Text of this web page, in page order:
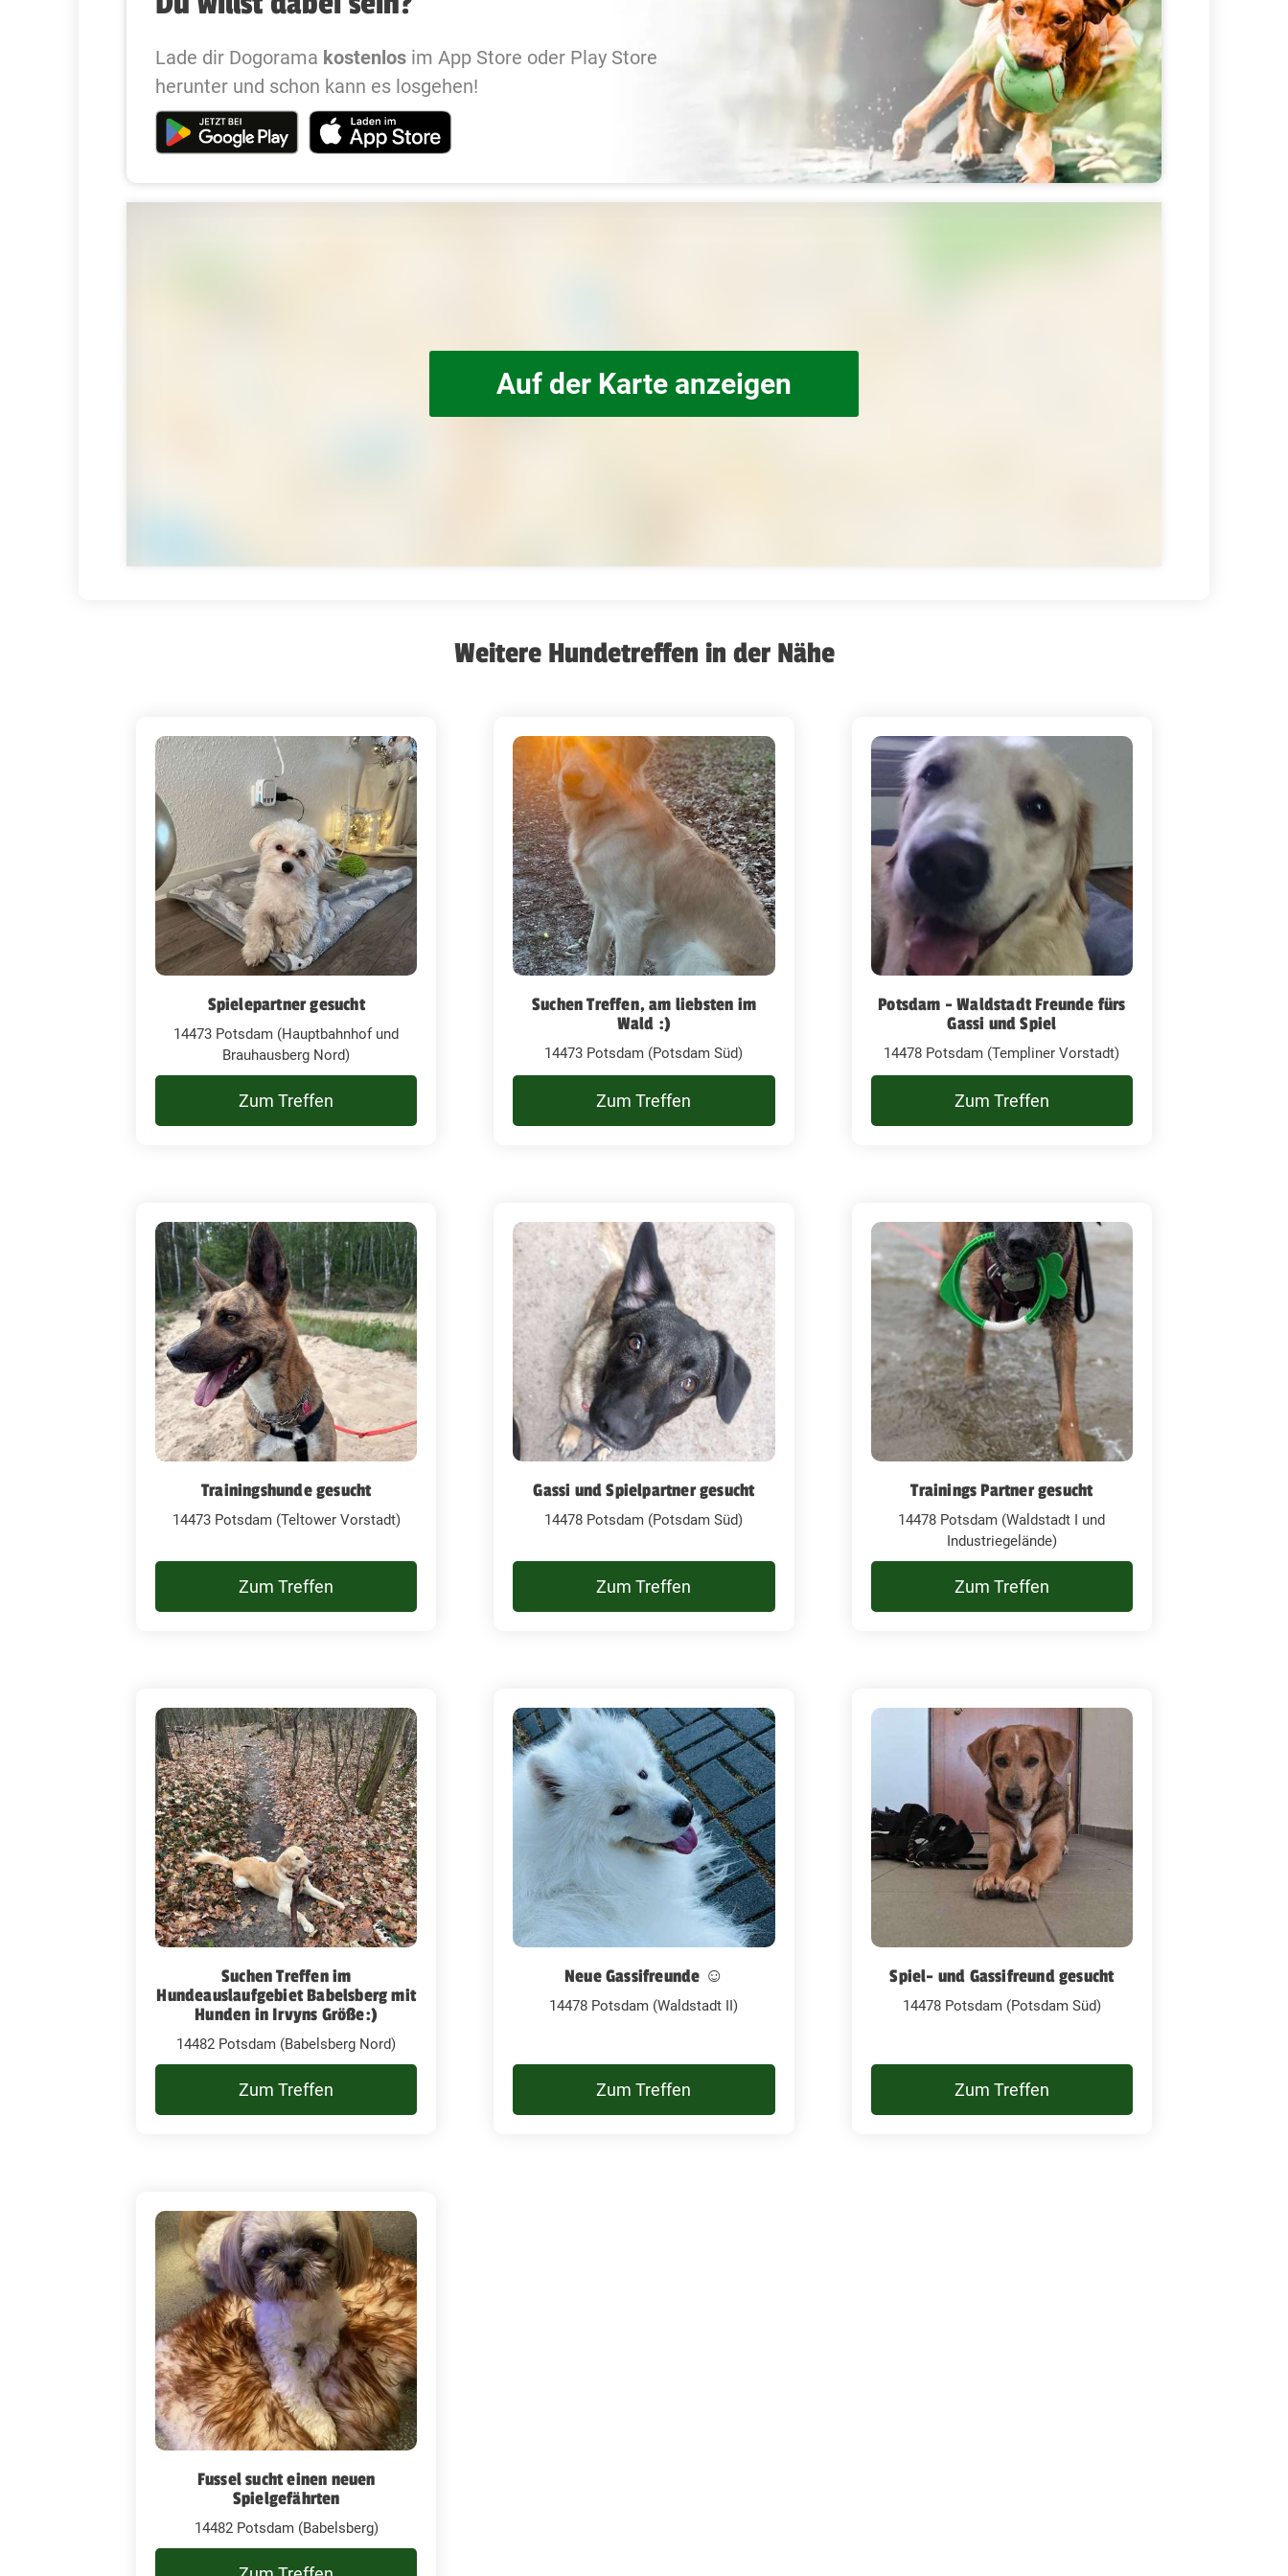
Lade dir Dogorama kostenlos im App Store oder Play Store
herunter und schon kann es losgehen!
Auf der Karte anzeigen
Weitere Hundetreffen in der Nähe
Spielepartner gesucht
14473 Potsdam (Hauptbahnhof und
Brauhausberg Nord)
Zum Treffen
Suchen Treffen, am liebsten im
Wald :)
14473 Potsdam (Potsdam Süd)
Zum Treffen
Potsdam - Waldstadt Freunde fürs
Gassi und Spiel
14478 Potsdam (Templiner Vorstadt)
Zum Treffen
Trainingshunde gesucht
14473 Potsdam (Teltower Vorstadt)
Zum Treffen
Gassi und Spielpartner gesucht
14478 Potsdam (Potsdam Süd)
Zum Treffen
Trainings Partner gesucht
14478 Potsdam (Waldstadt I und
Industriegelände)
Zum Treffen
Suchen Treffen im
Hundeauslaufgebiet Babelsberg mit
Hunden in Irvyns Größe:)
14482 Potsdam (Babelsberg Nord)
Zum Treffen
Neue Gassifreunde ☺️
14478 Potsdam (Waldstadt II)
Zum Treffen
Spiel- und Gassifreund gesucht
14478 Potsdam (Potsdam Süd)
Zum Treffen
Fussel sucht einen neuen
Spielgefährten
14482 Potsdam (Babelsberg)